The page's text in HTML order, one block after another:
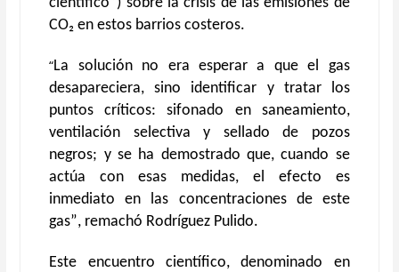
CO₂ en estos barrios costeros.
“La solución no era esperar a que el gas
desapareciera, sino identificar y tratar los
puntos críticos: sifonado en saneamiento,
ventilación selectiva y sellado de pozos
negros; y se ha demostrado que, cuando se
actúa con esas medidas, el efecto es
inmediato en las concentraciones de este
gas”, remachó Rodríguez Pulido.
Este encuentro científico, denominado en